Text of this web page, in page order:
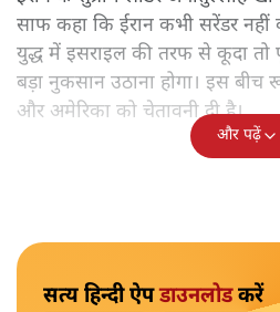
साफ कहा कि ईरान कभी सरेंडर
युद्ध में इसराइल की तरफ से कूदा तो
बड़ा नुकसान उठाना होगा। इस
और अमेरिका को चेतावनी दी है।
और पढ़ें
सत्य हिन्दी ऐपडाउनलोडकरें